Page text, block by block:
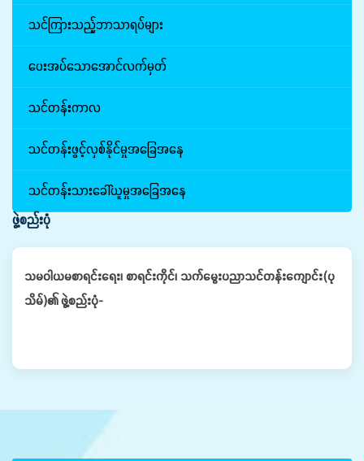
သင်ကြားသည့်ဘာသာရပ်များ
ပေးအပ်သောအောင်လက်မှတ်
သင်တန်းကာလ
သင်တန်းဖွင့်လှစ်နိုင်မှုအခြေအနေ
သင်တန်းသားခေါ်ယူမှုအခြေအနေ
ဖွဲ့စည်းပုံ
သမဝါယမစာရင်းရေး၊ စာရင်းကိုင်၊ သက်မွေးပညာသင်တန်းကျောင်း(ပု
သိမ်)၏ ဖွဲ့စည်းပုံ-